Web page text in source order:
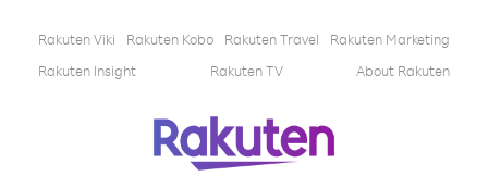
Rakuten Viki Rakuten Kobo Rakuten Travel
Rakuten Marketing
Rakuten Insight
Rakuten TV About Rakuten